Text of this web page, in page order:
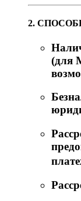
2.
(для